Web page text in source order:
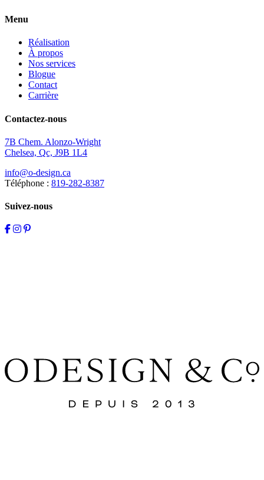
Menu
Réalisation
À propos
Nos services
Blogue
Contact
Carrière
Contactez-nous
7B Chem. Alonzo-Wright
Chelsea, Qc, J9B 1L4
info@o-design.ca
Téléphone : 819-282-8387
Suivez-nous